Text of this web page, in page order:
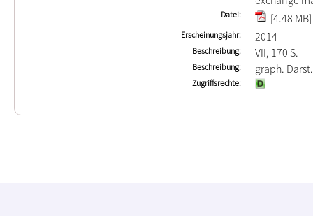
Datei [4.48 MB]
Erscheinungsjahr 2014
Beschreibung VII, 170 S.
Beschreibung graph. Darst.
Zugriffsrechte